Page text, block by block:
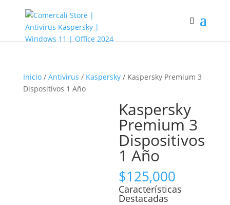
Inicio/ Antivirus / Kaspersky/ Kaspersky Premium 3
Dispositivos 1 Año
Kaspersky
Premium 3
Dispositivos
1 Año
$125,000
Características
Destacadas